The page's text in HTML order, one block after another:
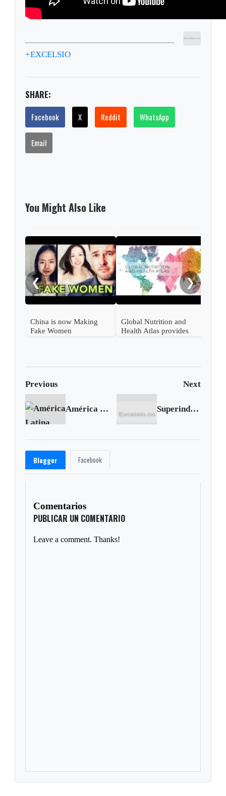
+EXCELSIO
SHARE:
Facebook X Reddit WhatsApp
Email
You Might Also Like
❮
China is now Making
Fake Women
Global Nutrition and
Health Atlas provides
❯
Previous Next
América Latina primera región que logra el objetivo de reducción del hambre: FAO Superindustria decreta medidas cautelares por presunta publicidad engañosa de Cicatricure Crema
Blogger Facebook
Comentarios
PUBLICAR UN COMENTARIO
Leave a comment. Thanks!